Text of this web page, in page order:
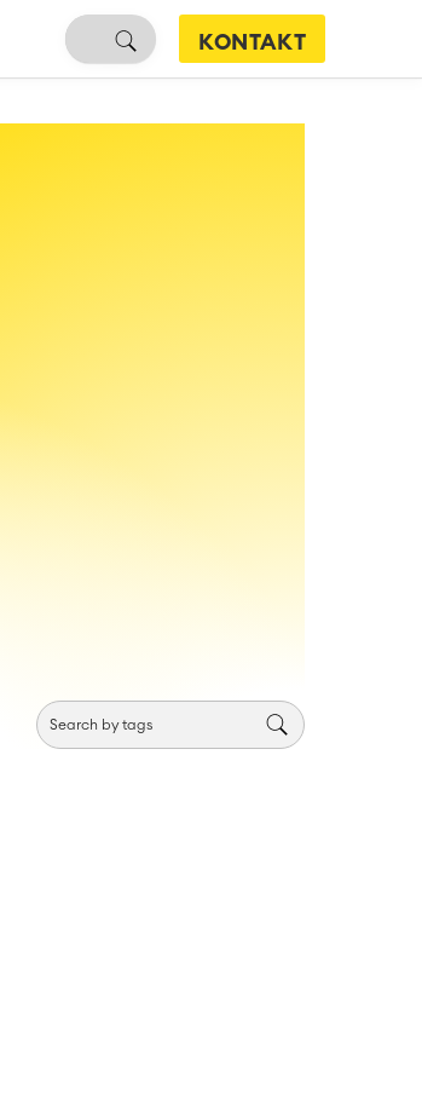
Marketing
KONTAKT